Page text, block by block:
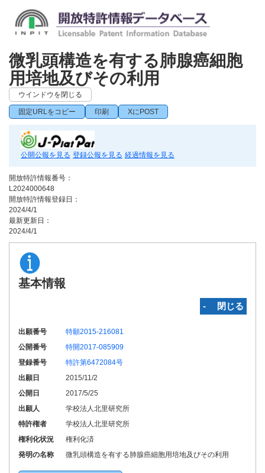
微乳頭構造を有する肺腺癌細胞
用培地及びその利用
ウインドウを閉じる
固定URLをコピー 印刷 XにPOST
公開公報を見る 登録公報を見る 経過情報を見る
開放特許情報番号：
L2024000648
開放特許情報登録日：
2024/4/1
最新更新日：
2024/4/1
基本情報
‐ 閉じる
出願番号
特願2015-216081
公開番号
特開2017-085909
登録番号
特許第6472084号
出願日
2015/11/2
公開日
2017/5/25
出願人
学校法人北里研究所
特許権者
学校法人北里研究所
権利化状況
権利化済
発明の名称
微乳頭構造を有する肺腺癌細胞用培地及びその利用